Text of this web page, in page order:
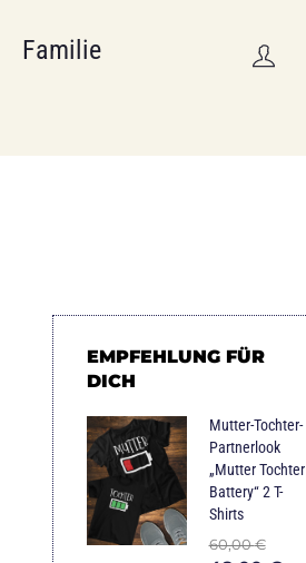
Familie
EMPFEHLUNG FÜR
DICH
Mutter-Tochter-
Partnerlook
„Mutter Tochter
Battery“ 2 T-
Shirts
60,00€